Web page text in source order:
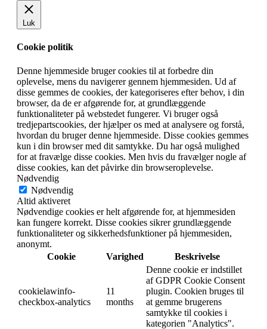
Luk
Cookie politik
Denne hjemmeside bruger cookies til at forbedre din
oplevelse, mens du navigerer gennem hjemmesiden. Ud af
disse gemmes de cookies, der kategoriseres efter behov, i din
browser, da de er afgørende for, at grundlæggende
funktionaliteter på webstedet fungerer. Vi bruger også
tredjepartscookies, der hjælper os med at analysere og forstå,
hvordan du bruger denne hjemmeside. Disse cookies gemmes
kun i din browser med dit samtykke. Du har også mulighed
for at fravælge disse cookies. Men hvis du fravælger nogle af
disse cookies, kan det påvirke din browseroplevelse.
Nødvendig
Nødvendig
Altid aktiveret
Nødvendige cookies er helt afgørende for, at hjemmesiden
kan fungere korrekt. Disse cookies sikrer grundlæggende
funktionaliteter og sikkerhedsfunktioner på hjemmesiden,
anonymt.
Cookie
Varighed Beskrivelse
cookielawinfo-
checkbox-analytics
11
months
Denne cookie er indstillet
af GDPR Cookie Consent
plugin. Cookien bruges til
at gemme brugerens
samtykke til cookies i
kategorien "Analytics".